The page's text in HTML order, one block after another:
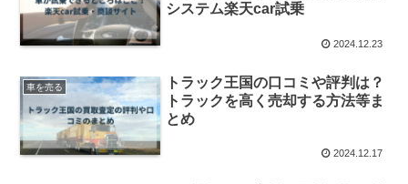
システム楽天car試乗
2024.12.23
車を売る
トラック王国の口コミや評判は？
トラックを高く売却する方法等ま
とめ
2024.12.17